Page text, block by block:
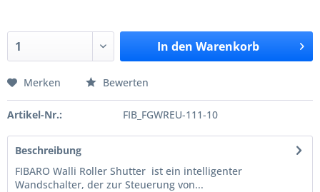
In den Warenkorb
Merken Bewerten
Artikel-Nr.: FIB_FGWREU-111-10
Beschreibung
FIBARO Walli Roller Shutter ist ein intelligenter
Wandschalter, der zur Steuerung von...